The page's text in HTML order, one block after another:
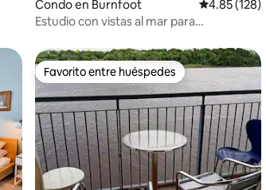
Condo en Burnfoot Calificación
4.85 (128)
Estudio con vistas al mar para
Favorito entre huéspedes
Favorito entre huéspedes